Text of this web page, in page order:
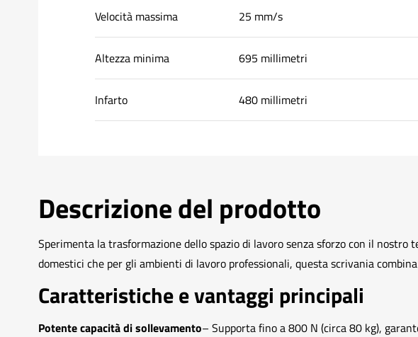
Velocità massima 25 mm/s
Altezza minima 695 millimetri
Infarto 480 millimetri
Descrizione del prodotto
Sperimenta la trasformazione dello spazio di lavoro senza sforzo con il
domestici che per gli ambienti di lavoro professionali, questa scrivania
Caratteristiche e vantaggi principali
Potente capacità di sollevamento– Supporta fino a 800 N (circa 80 kg),